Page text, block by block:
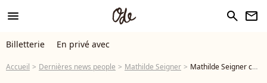
menu search newsletter
Billetterie En privé avec
Accueil Dernières news people Mathilde Seigner Mathilde Seigner confinée : confidences sur son fils Louis âgé de 13 ans